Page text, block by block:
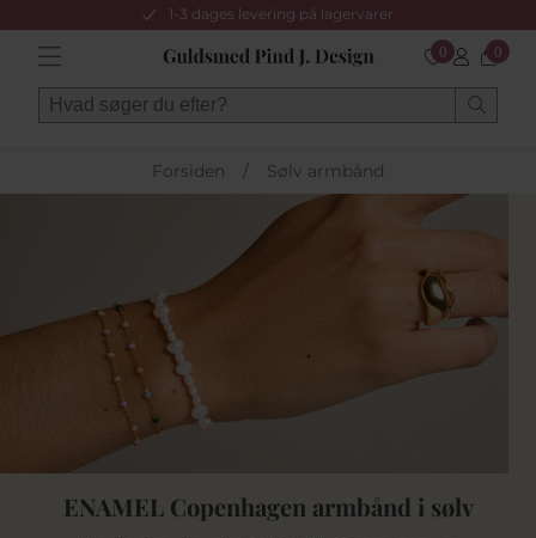
1-3 dages levering på lagervarer
0 0
Forsiden / Sølv armbånd
ENAMEL Copenhagen armbånd i sølv